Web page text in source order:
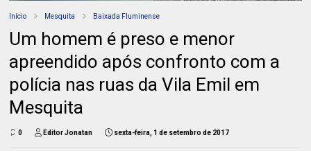
Início Mesquita Baixada Fluminense
Um homem é preso e menor
apreendido após confronto com a
polícia nas ruas da Vila Emil em
Mesquita
0 Editor Jonatan sexta-feira, 1 de setembro de 2017